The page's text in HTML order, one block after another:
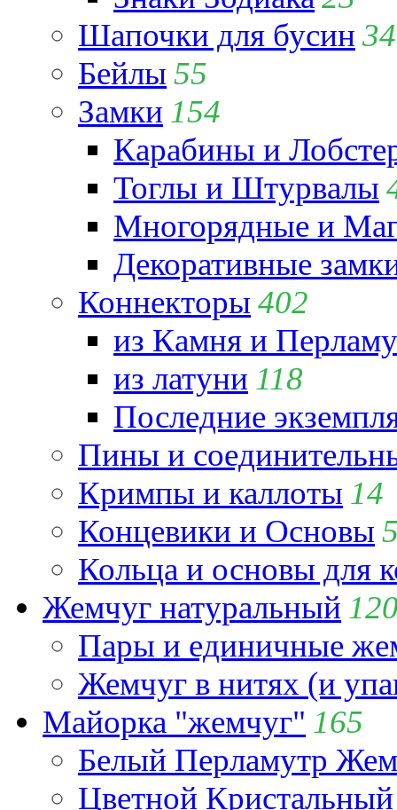
Шапочки для бусин 34
Бейлы 55
Замки 154
Карабины и
Тоглы и Штурвалы
Многорядные и
Декоративные
Коннекторы 402
из Камня и
из латуни 118
Последние
Пины и
Кримпы и каллоты 14
Концевики и Основы
Кольца и основы для
Жемчуг натуральный
Пары и единичные
Жемчуг в нитях (и
Майорка "жемчуг" 165
Белый Перламутр
Цветной